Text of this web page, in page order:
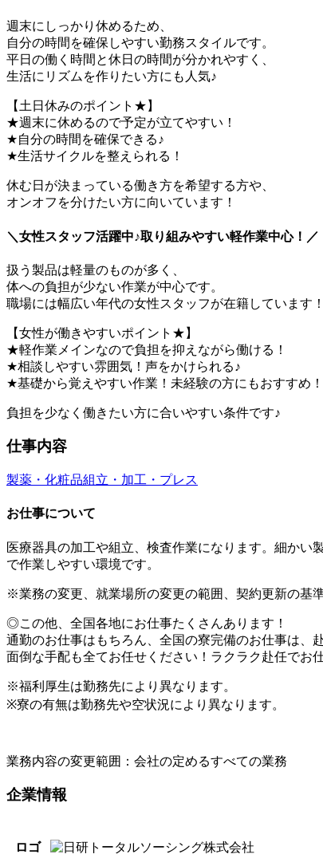
週末にしっかり休めるため、
自分の時間を確保しやすい勤務スタイルです。
平日の働く時間と休日の時間が分かれやすく、
生活にリズムを作りたい方にも人気♪
【土日休みのポイント★】
★週末に休めるので予定が立てやすい！
★自分の時間を確保できる♪
★生活サイクルを整えられる！
休む日が決まっている働き方を希望する方や、
オンオフを分けたい方に向いています！
＼女性スタッフ活躍中♪取り組みやすい軽作業中心！／
扱う製品は軽量のものが多く、
体への負担が少ない作業が中心です。
職場には幅広い年代の女性スタッフが在籍しています！
【女性が働きやすいポイント★】
★軽作業メインなので負担を抑えながら働ける！
★相談しやすい雰囲気！声をかけられる♪
★基礎から覚えやすい作業！未経験の方にもおすすめ！
負担を少なく働きたい方に合いやすい条件です♪
仕事内容
製薬・化粧品組立・加工・プレス
お仕事について
医療器具の加工や組立、検査作業になります。細か
で作業しやすい環境です。
※業務の変更、就業場所の変更の範囲、契約更新の基
◎この他、全国各地にお仕事たくさんあります！
通勤のお仕事はもちろん、全国の寮完備のお仕事は、
面倒な手配も全てお任せください！ラクラク赴任でお
※福利厚生は勤務先により異なります。
※寮の有無は勤務先や空状況により異なります。
業務内容の変更範囲：会社の定めるすべての業務
企業情報
ロゴ